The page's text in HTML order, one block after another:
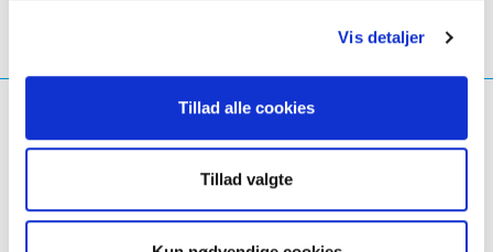
Vis detaljer
Tillad alle cookies
Tillad valgte
Hvad leder du efter?